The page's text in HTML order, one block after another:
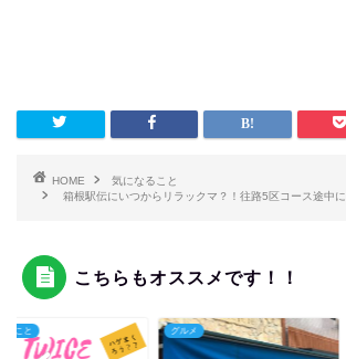
HOME
気になること
箱根駅伝にいつからリラックマ？！往路5区コース途中に
こちらもオススメです！！
ること グルメ